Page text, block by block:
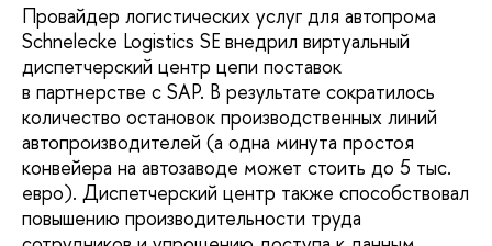
Провайдер логистических услуг для автопрома
Schnelecke Logistics SE внедрил виртуальный
диспетчерский центр цепи поставок
в партнерстве с SAP. В результате сократилось
количество остановок производственных линий
автопроизводителей (а одна минута простоя
конвейера на автозаводе может стоить до 5 тыс.
евро). Диспетчерский центр также способствовал
повышению производительности труда